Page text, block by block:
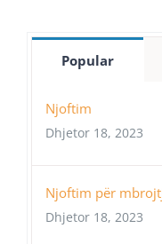
Popular
Njoftim
Dhjetor 18, 2023
Njoftim për
Dhjetor 18, 2023